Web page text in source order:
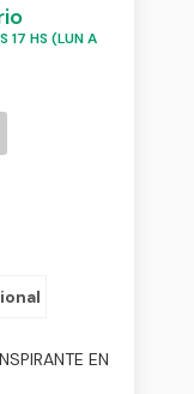
17 HS (LUN A
EN